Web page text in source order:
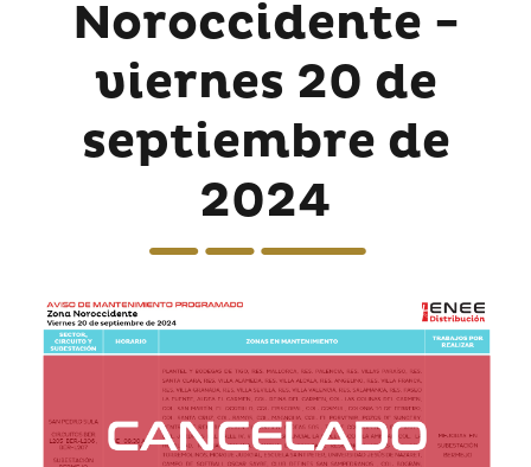
Noroccidente -
viernes 20 de
septiembre de
2024